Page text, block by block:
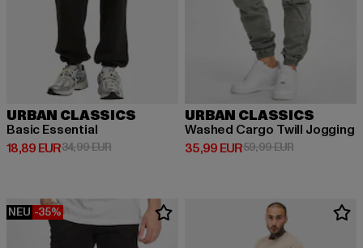
URBAN CLASSICS
Basic Essential
18,89 EUR
Derzeitiger Preis: 18,89 EUR
34,99 EURAktionspreis: 34,99 EUR
URBAN CLASSICS
Washed Cargo Twill Jogging
35,99 EUR
Derzeitiger Preis: 35,99 EUR
59,99 EURAktionspreis:
NEU -35%